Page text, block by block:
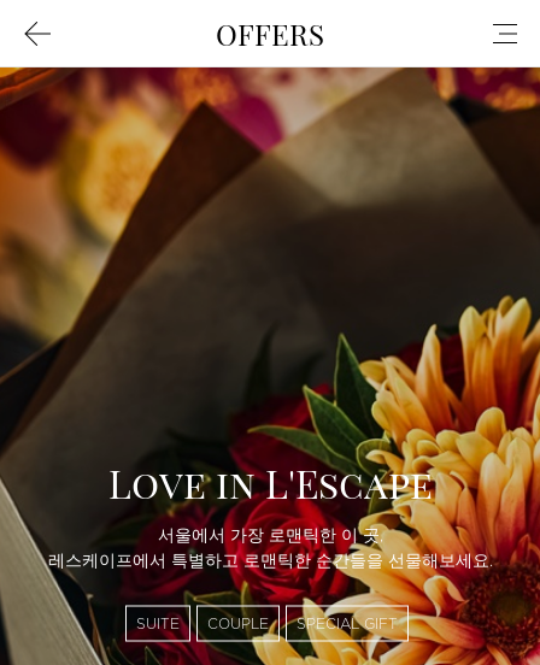
/
m
/
k
a
g
e
/m/intro.do
/m/mypage/main.do
----/m/mypage/
----/m/mypage/
----/m/mypage/
----/m/mypage/
----/m/mypage/
----/m/mypage/
----/m/mypage/
----/m/mypage/
----/m/mypage/
----/m/mypage/
----/m/mypage/
----/m/cnfirm/mber/
----/m/cnfirm/mber/
----/m/cnfirm/mber/
----/m/cnfirm/mber/
----/m/cnfirm/mber/
----/m/mber/
----/m/mber/
----/m/mber/
----/m/mypage/
----/m/mypage/
----/m/mypage/
----/m/mypage/
----/m/mypage/
----/m/mypage/
----/m/mypage/
----/m/mypage/
----/m/common/
/m/about/hotel.do
----/m/about/
----/m/about/
----/m/about/
----/m/about/
----/m/about/
----/m/about/
----/m/about/
----/m/about/
----/m/about/
----/m/about/esg.do
----/m/about/shm.do
----/m/press/
----/m/press/
----/m/press/
----/m/press/
----/m/recruit/
/m/hotel/
----/m/hotel/
----/m/hotel/
----/m/hotel/
----/m/hotel/
----/m/hotel/
----/m/hotel/
----/m/hotel/
----/m/hotel/
----/m/hotel/
/m/package/list.do
----/m/package/
----/m/package/
----/m/package/
OFFERS ----/m/
----/m/
----/m/
----/m/
----/m/
----/m/event/
/m/
----/m/
----/m/
----/m/
----/m/
----/m/
----/m/
----/m/
----/m/
----/m/mber/
----/m/mber/
----/m/
----/m/
----/m/
----/m/
----/m/
----/m/
----/m/mber/
https://
----https://
/m/activity/
----/m/
----/m/
----/m/
----/m/
----/m/
----/m/
/m/product/
----/m/
----/m/
----/m/our/
/m/retail/
----/m/retail/
----/m/retail/
----/m/retail/
----/m/
----/m/retail/
/m/leisure/
----/m/
----/m/
----/m/
----/m/
----/m/
----/m/
----/m/
/m/office/
----/m/
----/m/
/m/voc/
----/m/voc/
----/m/
/m/identify/
----/m/
----/m/join/
----/m/join/
----/m/join/
----/m/join/
----/m/join/
----/m/
----/m/
----/m/
----/m/
----/m/
----/m/
----/m/
----/m/
----/m/
----/m/
----/m/
/m/policy/
----/m/
----/m/
----/m/
----/m/
----/m/
----/m/
----/m/
----/m/
/m/login/
----/m/login/
----/m/login/
----/m/login/
----/m/login/
----/sns/
----/sns/
----/sns/
----/sns/
----/sns/
/m/resve/
----/m/
----/m/
----/m/resve/
----/m/resve/
----/m/resve/
----/m/resve/
----/m/
----/m/
----/m/resve/
----/m/resve/
----/m/
----/m/resve/
----/m/resve/
----/m/resve/
----/m/
/m/subCard/
----/m/
/m/identify/
----/m/
----/m/join/
----/m/join/
/m/
----/m/
/m/
----/m/
----/m/
----/m/
/m/
----/m/
----/m/
----/m/
/m/
----/m/
----/m/
----/m/
----/m/
----/m/
----/m/
----/m/
/m/
----/m/
----/m/
/app/
----/app/
----/app/
----/app/
----/app/
----/app/
----/app/
----/app/
----/app/
----/app/
----/app/
----/app/
----/app/
----/app/
----/app/
----/app/
----/app/
----/app/
----/app/
----/app/
----/app/
----/app/
----/app/
----/app/
----/app/
----/app/
----/app/
----/app/
----/app/
----/app/
----/app/
----/app/
----/app/
----/app/
----/app/
----/app/
----/app/
----/app/
----/app/
----/app/
----/app/
----/app/
----/app/
----/app/
----/app/
----/app/
----/app/
----/app/
----/app/
----/app/
----/app/
----/app/
----/app/
----/app/
----/app/
----/app/
----/app/
----/app/
----/app/
----/app/
----/app/
/m/sitemap.do
Love in L'Escape
서울에서 가장 로맨틱한 이 곳,
레스케이프에서 특별하고 로맨틱한 순간들을 선물해보세요.​
SUITE COUPLE SPECIAL GIFT